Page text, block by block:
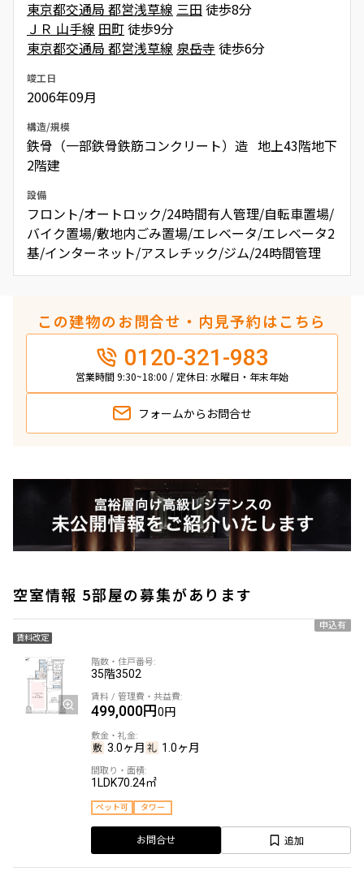
東京都交通局 都営浅草線 三田 徒歩8分
ＪＲ 山手線 田町徒歩9分
東京都交通局 都営浅草線 泉岳寺 徒歩6分
竣工日
2006年09月
構造/規模
鉄骨（一部鉄骨鉄筋コンクリート）造 地上43階地下
2階建
設備
フロント/オートロック/24時間有人管理/自転車置場/
バイク置場/敷地内ごみ置場/エレベータ/エレベータ2
基/インターネット/アスレチック/ジム/24時間管理
この建物のお問合せ・内見予約はこちら
0120-321-983
営業時間 9:30~18:00 / 定休日: 水曜日・年末年始
フォームから お問合せ
空室情報 5部屋の募集があります
賃料改定
申込有
35階3502
499,000円0円
3.0ヶ月 1.0ヶ月
1LDK70.24㎡
ペット可 タワー
お問合せ 追加